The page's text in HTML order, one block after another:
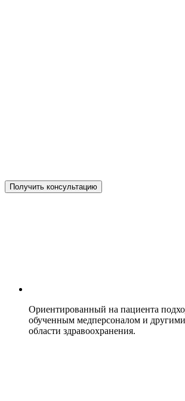
Получить консультацию
Ориентированный на пациента
обученным медперсоналом и
области здравоохранения.